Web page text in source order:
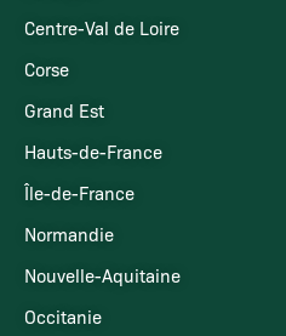
Centre-Val de Loire
Corse
Grand Est
Hauts-de-France
Île-de-France
Normandie
Nouvelle-Aquitaine
Occitanie